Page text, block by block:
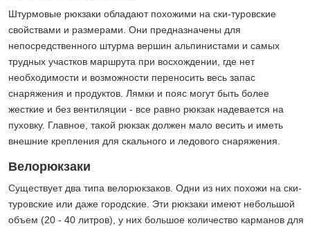
Штурмовые рюкзаки обладают похожими на ски-туровские
свойствами и размерами. Они предназначены для
непосредственного штурма вершин альпинистами и самых
трудных участков маршрута при восхождении, где нет
необходимости и возможности переносить весь запас
снаряжения и продуктов. Лямки и пояс могут быть более
жесткие и без вентиляции - все равно рюкзак надевается на
пуховку. Главное, такой рюкзак должен мало весить и иметь
внешние крепления для скального и ледового снаряжения.
Велорюкзаки
Существует два типа велорюкзаков. Одни из них похожи на ски-
туровские или даже городские. Эти рюкзаки имеют небольшой
объем (20 - 40 литров), у них большое количество карманов для